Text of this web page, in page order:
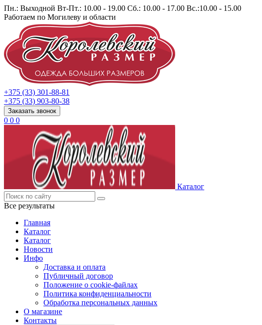
Пн.: Выходной Вт-Пт.: 10.00 - 19.00 Сб.: 10.00 - 17.00 Вс.:10.00 - 15.00
Работаем по Могилеву и области
+375 (33) 301-88-81
+375 (33) 903-80-38
Заказать звонок
0 0 0
Каталог
Все результаты
Главная
Каталог
Каталог
Новости
Инфо
Доставка и оплата
Публичный договор
Положение о cookie-файлах
Политика конфиденциальности
Обработка персональных данных
О магазине
Контакты